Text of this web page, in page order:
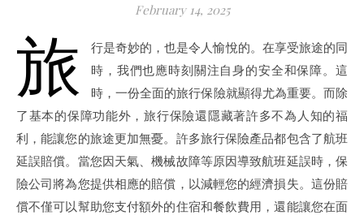
February 14, 2025
旅
行是奇妙的，也是令人愉悅的。在享受旅途的同
時，我們也應時刻關注自身的安全和保障。這
時，一份全面的旅行保險就顯得尤為重要。而除
了基本的保障功能外，旅行保險還隱藏著許多不為人知的福
利，能讓您的旅途更加無憂。許多旅行保險產品都包含了航班
延誤賠償。當您因天氣、機械故障等原因導致航班延誤時，保
險公司將為您提供相應的賠償，以減輕您的經濟損失。這份賠
償不僅可以幫助您支付額外的住宿和餐飲費用，還能讓您在面